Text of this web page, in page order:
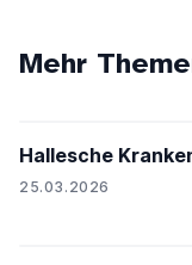
Mehr
Hallesche
25.03.2026